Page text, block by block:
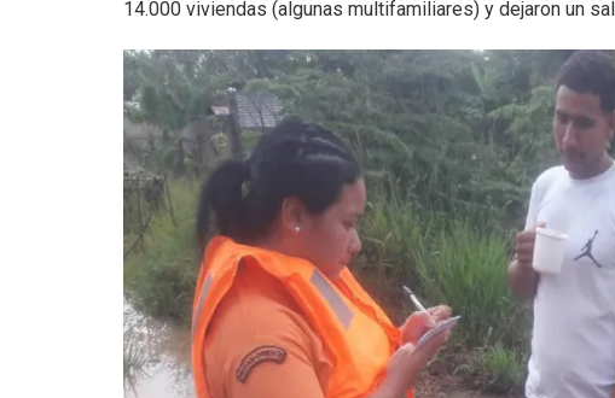
14.000 viviendas (algunas multifamiliares) y dejaron un